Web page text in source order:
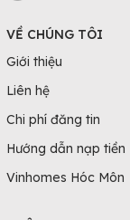
VỀ CHÚNG TÔI
Giới thiệu
Liên hệ
Chi phí đăng tin
Hướng dẫn nạp tiền
Vinhomes Hóc Môn